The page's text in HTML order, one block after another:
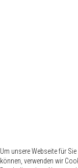
Um unsere Webseite für
können, verwenden wir